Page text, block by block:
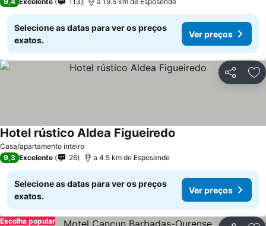
Selecione as datas para ver os preços
exatos.
Ver preços
Partilhar
Casa/apartamento inteiro
Hotel rústico Aldea Figueiredo
9,3 Excelente 26 a 4.5 km de Esposende
Selecione as datas para ver os preços
exatos.
Ver preços
Escolha popular